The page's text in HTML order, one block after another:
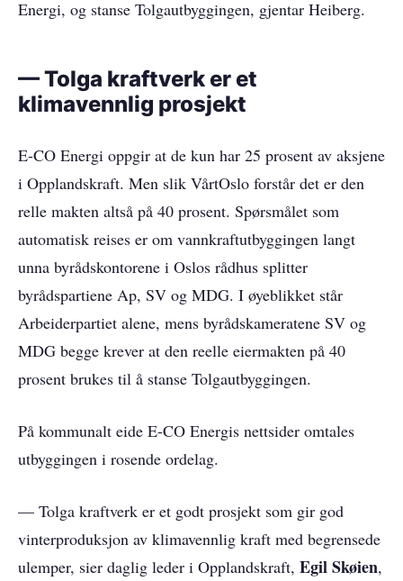
Energi, og stanse Tolgautbyggingen, gjentar Heiberg.
— Tolga kraftverk er et
klimavennlig prosjekt
E-CO Energi oppgir at de kun har 25 prosent av aksjene
i Opplandskraft. Men slik VårtOslo forstår det er den
relle makten altså på 40 prosent. Spørsmålet som
automatisk reises er om vannkraftutbyggingen langt
unna byrådskontorene i Oslos rådhus splitter
byrådspartiene Ap, SV og MDG. I øyeblikket står
Arbeiderpartiet alene, mens byrådskameratene SV og
MDG begge krever at den reelle eiermakten på 40
prosent brukes til å stanse Tolgautbyggingen.
På kommunalt eide E-CO Energis nettsider omtales
utbyggingen i rosende ordelag.
— Tolga kraftverk er et godt prosjekt som gir god
vinterproduksjon av klimavennlig kraft med begrensede
ulemper, sier daglig leder i Opplandskraft, Egil Skøien,